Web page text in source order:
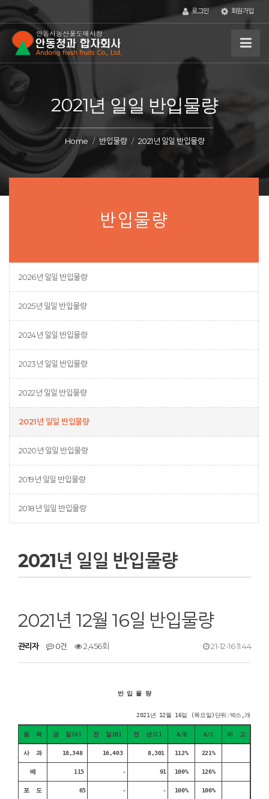
로그인 회원가입
2021년 일일 반입물량
Home 반입물량 2021년 일일 반입물량
반입물량
2026년 일일 반입물량
2025년 일일 반입물량
2024년 일일 반입물량
2023년 일일 반입물량
2022년 일일 반입물량
2021년 일일 반입물량
2020년 일일 반입물량
2019년 일일 반입물량
2018년 일일 반입물량
2021년 일일 반입물량
2021년 12월 16일 반입물량
관리자 0건 2,456회 21-12-16 11:44
반 입 물 량
2021년 12월 16일 (목요일)단위:박스,개
품 목 금 일(A) 전 일(B) 전 년(C) A/B A/C 비 고
사 과 18,348 16,403 8,301 112% 221%
배 115 - 91 100% 126%
포 도 65 - - 100% 100%